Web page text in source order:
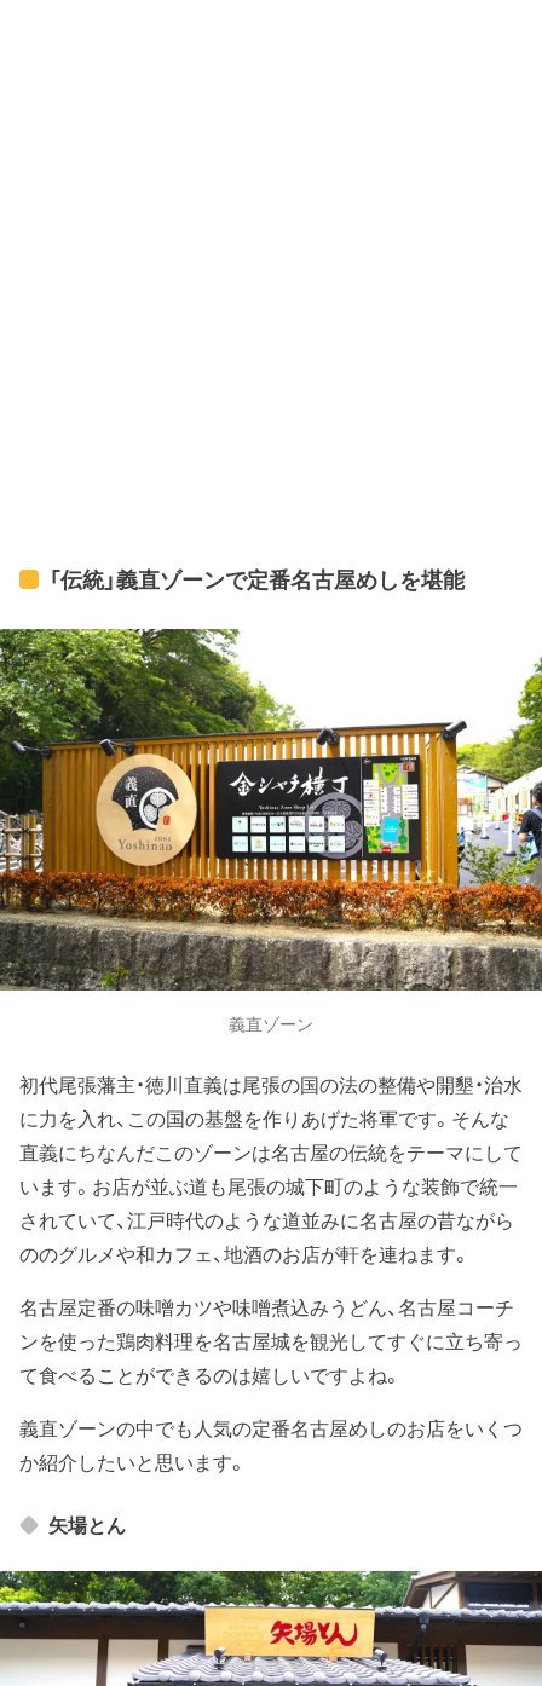
「伝統」義直ゾーンで定番名古屋めしを堪能
義直ゾーン
初代尾張藩主・徳川直義は尾張の国の法の整備や開墾・治水
に力を入れ、この国の基盤を作りあげた将軍です。そんな
直義にちなんだこのゾーンは名古屋の伝統をテーマにして
います。お店が並ぶ道も尾張の城下町のような装飾で統一
されていて、江戸時代のような道並みに名古屋の昔ながら
ののグルメや和カフェ、地酒のお店が軒を連ねます。
名古屋定番の味噌カツや味噌煮込みうどん、名古屋コーチ
ンを使った鶏肉料理を名古屋城を観光してすぐに立ち寄っ
て食べることができるのは嬉しいですよね。
義直ゾーンの中でも人気の定番名古屋めしのお店をいくつ
か紹介したいと思います。
矢場とん